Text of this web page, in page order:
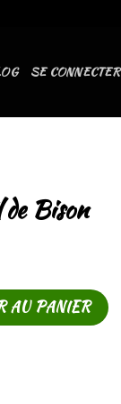
SE CONNECTER
Bison
AU PANIER